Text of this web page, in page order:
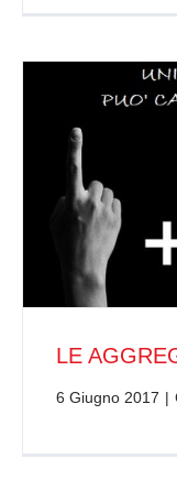
LE
6 Giugno 2017 |